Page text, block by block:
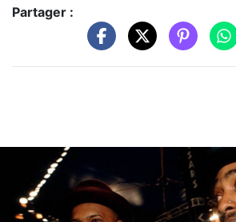
Partager :